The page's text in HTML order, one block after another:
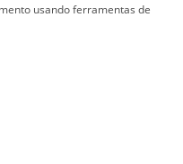
usando ferramentas de